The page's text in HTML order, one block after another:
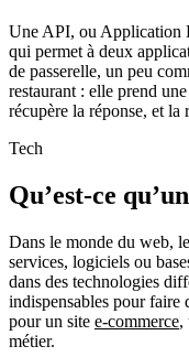
Une API, ou Application
qui permet à deux
de passerelle, un peu
restaurant : elle prend
récupère la réponse, et la
Tech
Qu’est-ce
Dans le monde du web,
services, logiciels ou
dans des technologies
indispensables pour faire
pour un site e-commerce,
métier.